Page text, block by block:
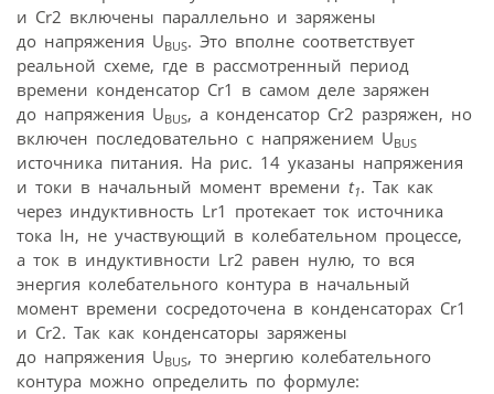
и Cr2 включены параллельно и заряжены
до напряжения UBUS. Это вполне соответствует
реальной схеме, где в рассмотренный период
времени конденсатор Cr1 в самом деле заряжен
до напряжения UBUS, а конденсатор Cr2 разряжен, но
включен последовательно с напряжением UBUS
источника питания. На рис. 14 указаны напряжения
и токи в начальный момент времени t1. Так как
через индуктивность Lr1 протекает ток источника
тока Iн, не участвующий в колебательном процессе,
а ток в индуктивности Lr2 равен нулю, то вся
энергия колебательного контура в начальный
момент времени сосредоточена в конденсаторах Cr1
и Cr2. Так как конденсаторы заряжены
до напряжения UBUS, то энергию колебательного
контура можно определить по формуле: